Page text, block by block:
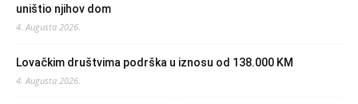
uništio njihov dom
4. Augusta 2026.
Lovačkim društvima podrška u iznosu od 138.000 KM
4. Augusta 2026.